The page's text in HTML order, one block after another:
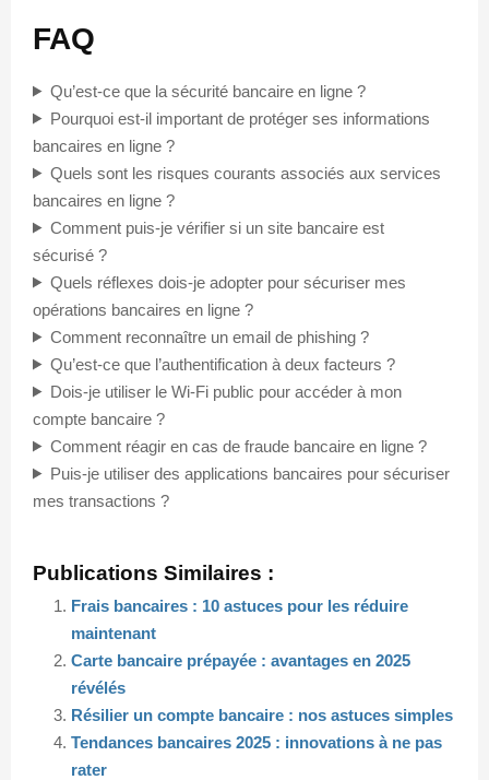
FAQ
Qu’est-ce que la sécurité bancaire en ligne ?
Pourquoi est-il important de protéger ses informations
bancaires en ligne ?
Quels sont les risques courants associés aux services
bancaires en ligne ?
Comment puis-je vérifier si un site bancaire est
sécurisé ?
Quels réflexes dois-je adopter pour sécuriser mes
opérations bancaires en ligne ?
Comment reconnaître un email de phishing ?
Qu’est-ce que l’authentification à deux facteurs ?
Dois-je utiliser le Wi-Fi public pour accéder à mon
compte bancaire ?
Comment réagir en cas de fraude bancaire en ligne ?
Puis-je utiliser des applications bancaires pour sécuriser
mes transactions ?
Publications Similaires :
Frais bancaires : 10 astuces pour les réduire
maintenant
Carte bancaire prépayée : avantages en 2025
révélés
Résilier un compte bancaire : nos astuces simples
Tendances bancaires 2025 : innovations à ne pas
rater